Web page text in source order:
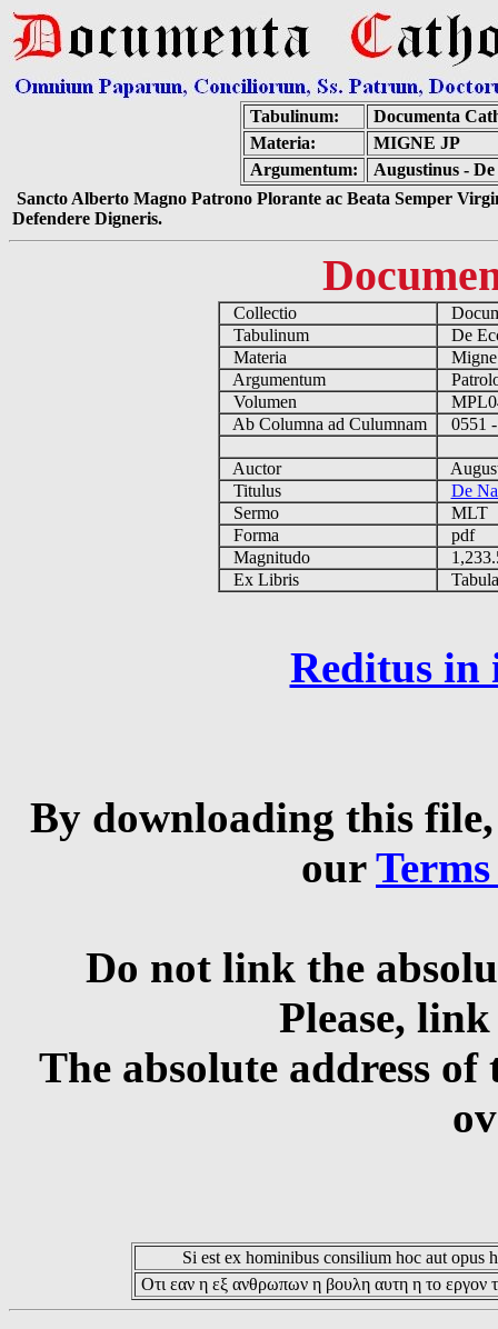
Tabulinum:
Documenta
Materia:
MIGNE JP
Argumentum:
Augustinus -
Sancto Alberto Magno Patrono Plorante ac Beata Semper
Defendere Digneris.
Collectio
Tabulinum
De
Materia
Argumentum
Volumen
Ab Columna ad Culumnam
0551
Auctor
Titulus
De
Sermo
MLT
Forma
pdf
Magnitudo
Ex Libris
Reditus in
By downloading this
our
Do not link the
Please,
The absolute address
Si est ex hominibus consilium hoc aut opus
Οτι εαν η εξ ανθρωπων η βουλη αυτη η το εργον